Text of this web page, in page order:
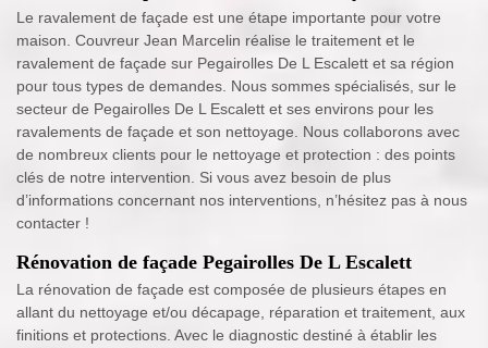
Le ravalement de façade est une étape importante pour votre
maison. Couvreur Jean Marcelin réalise le traitement et le
ravalement de façade sur Pegairolles De L Escalett et sa région
pour tous types de demandes. Nous sommes spécialisés, sur le
secteur de Pegairolles De L Escalett et ses environs pour les
ravalements de façade et son nettoyage. Nous collaborons avec
de nombreux clients pour le nettoyage et protection : des points
clés de notre intervention. Si vous avez besoin de plus
d’informations concernant nos interventions, n’hésitez pas à nous
contacter !
Rénovation de façade Pegairolles De L Escalett
La rénovation de façade est composée de plusieurs étapes en
allant du nettoyage et/ou décapage, réparation et traitement, aux
finitions et protections. Avec le diagnostic destiné à établir les